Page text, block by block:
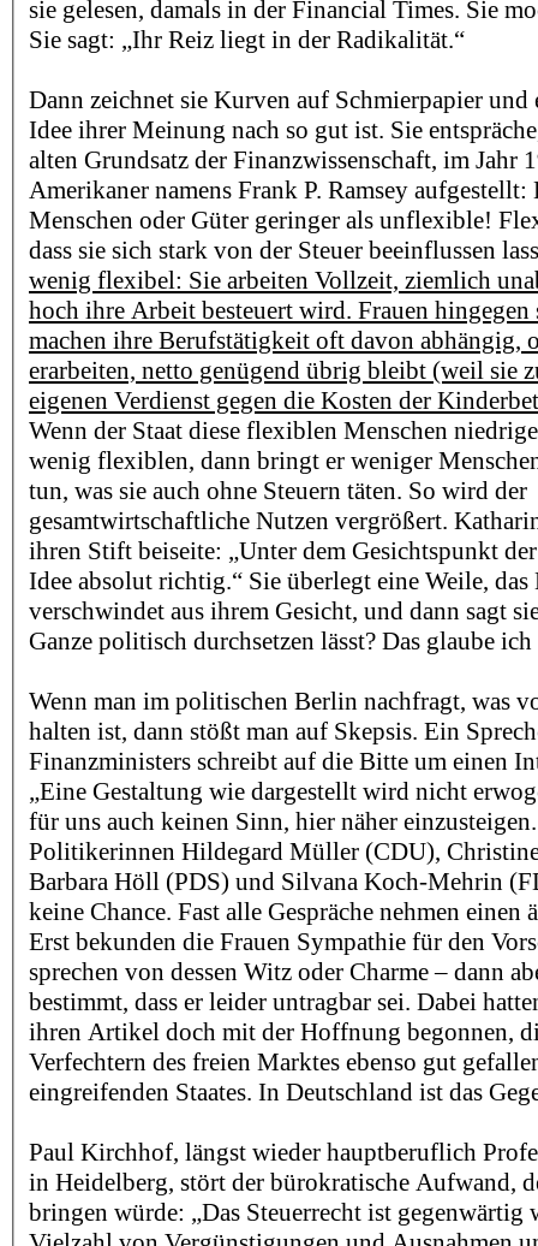
sie gelesen, damals in der Financial Times. Sie
Sie sagt: „Ihr Reiz liegt in der Radikalität.“
Dann zeichnet sie Kurven auf Schmierpapier und
Idee ihrer Meinung nach so gut ist. Sie
alten Grundsatz der Finanzwissenschaft, im Jahr
Amerikaner namens Frank P. Ramsey
Menschen oder Güter geringer als unflexible!
dass sie sich stark von der Steuer beeinflussen
wenig flexibel: Sie arbeiten Vollzeit, ziemlich
hoch ihre Arbeit besteuert wird. Frauen
machen ihre Berufstätigkeit oft davon abhängig,
erarbeiten, netto genügend übrig bleibt (weil sie
eigenen Verdienst gegen die Kosten der
Wenn der Staat diese flexiblen Menschen
wenig flexiblen, dann bringt er weniger
tun, was sie auch ohne Steuern täten. So wird der
gesamtwirtschaftliche Nutzen vergrößert.
ihren Stift beiseite: „Unter dem Gesichtspunkt
Idee absolut richtig.“ Sie überlegt eine Weile, das
verschwindet aus ihrem Gesicht, und dann sagt
Ganze politisch durchsetzen lässt? Das glaube
Wenn man im politischen Berlin nachfragt, was
halten ist, dann stößt man auf Skepsis. Ein
Finanzministers schreibt auf die Bitte um einen
„Eine Gestaltung wie dargestellt wird nicht
für uns auch keinen Sinn, hier näher
Politikerinnen Hildegard Müller (CDU),
Barbara Höll (PDS) und Silvana Koch-Mehrin
keine Chance. Fast alle Gespräche nehmen einen
Erst bekunden die Frauen Sympathie für den
sprechen von dessen Witz oder Charme – dann
bestimmt, dass er leider untragbar sei. Dabei
ihren Artikel doch mit der Hoffnung begonnen,
Verfechtern des freien Marktes ebenso gut
eingreifenden Staates. In Deutschland ist das
Paul Kirchhof, längst wieder hauptberuflich
in Heidelberg, stört der bürokratische Aufwand,
bringen würde: „Das Steuerrecht ist gegenwärtig